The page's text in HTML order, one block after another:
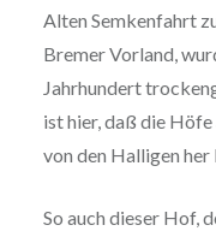
Alten Semkenfahrt
Bremer Vorland,
Jahrhundert
ist hier, daß die
von den Halligen her
So auch dieser Hof,